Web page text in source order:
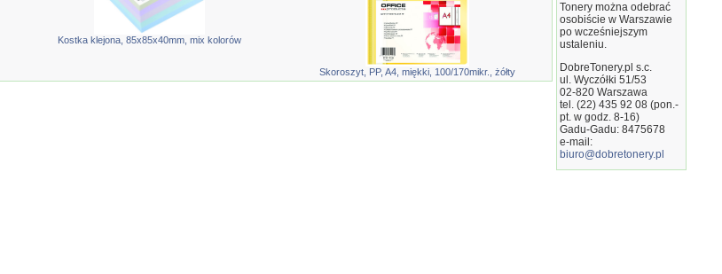
Kostka klejona, 85x85x40mm, mix kolorów
Skoroszyt, PP, A4, miękki, 100/170mikr., żółty
Tonery można odebrać
osobiście w Warszawie
po wcześniejszym
ustaleniu.
DobreTonery.pl s.c.
ul. Wyczółki 51/53
02-820 Warszawa
tel. (22) 435 92 08 (pon.-
pt. w godz. 8-16)
Gadu-Gadu: 8475678
e-mail:
biuro@dobretonery.pl